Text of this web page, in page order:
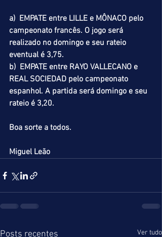
a)  EMPATE entre LILLE e MÔNACO pelo
campeonato francês. O jogo será
realizado no domingo e seu rateio
eventual é 3,75.
b)  EMPATE entre RAYO VALLECANO e
REAL SOCIEDAD pelo campeonato
espanhol. A partida será domingo e seu
rateio é 3,20.
Boa sorte a todos.
Miguel Leão
Posts recentes Ver tudo